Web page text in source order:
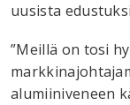
uusista
”Meillä on tosi
alumiiniveneen